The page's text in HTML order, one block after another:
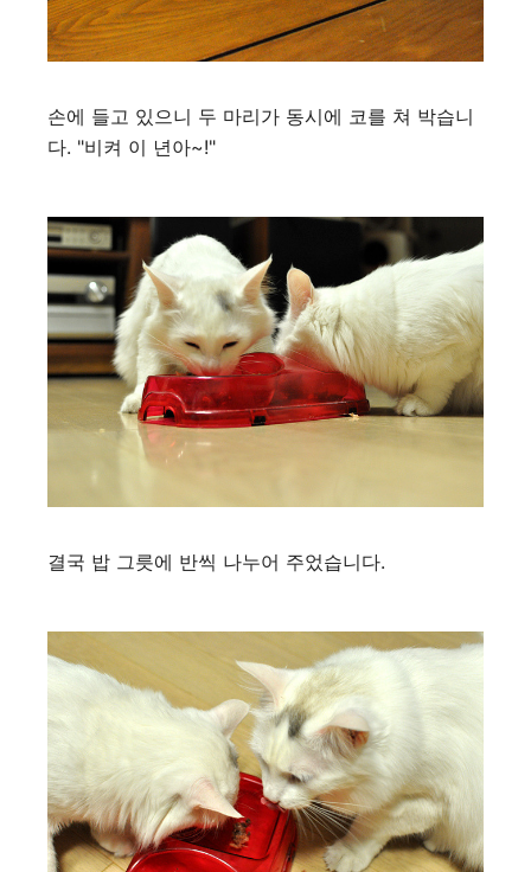
손에 들고 있으니 두 마리가 동시에 코를 쳐 박습니
다. "비켜 이 년아~!"
결국 밥 그릇에 반씩 나누어 주었습니다.